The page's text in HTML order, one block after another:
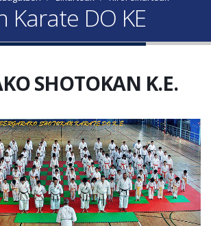
Karate DO KE
SHOTOKAN K.E.